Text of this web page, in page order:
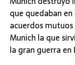
que quedaban
acuerdos
Munich la que
la gran guerra en